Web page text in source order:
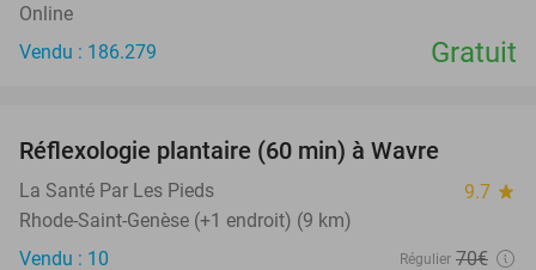
Online
Vendu : 186.279
Gratuit
TODAY
Réflexologie plantaire (60 min) à Wavre
La Santé Par Les Pieds 9.7 star
Rhode-Saint-Genèse (+1 endroit) (9 km)
Vendu : 10
Régulier 70€